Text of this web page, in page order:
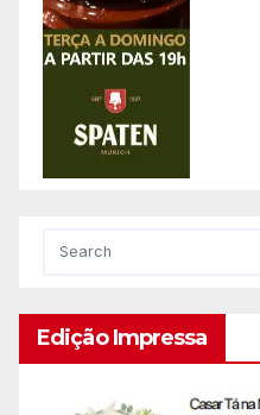
Edição Impressa